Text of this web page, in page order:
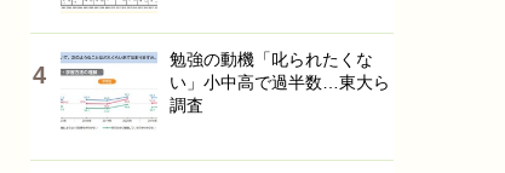
勉強の動機「叱られたくな
い」小中高で過半数…東大ら
調査